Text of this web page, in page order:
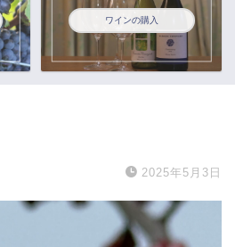
ワインの購入
2025年5月3日